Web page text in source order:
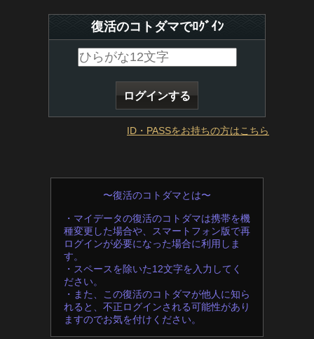
復活のコトダマでﾛｸﾞｲﾝ
ID・PASSをお持ちの方はこちら
〜復活のコトダマとは〜
・マイデータの復活のコトダマは携帯を機
種変更した場合や、スマートフォン版で再
ログインが必要になった場合に利用しま
す。
・スペースを除いた12文字を入力してく
ださい。
・また、この復活のコトダマが他人に知ら
れると、不正ログインされる可能性があり
ますのでお気を付けください。